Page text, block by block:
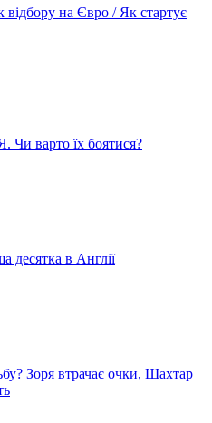
на Євро / Як стартує
Чи варто їх боятися?
десятка в Англії
Зоря втрачає очки, Шахтар